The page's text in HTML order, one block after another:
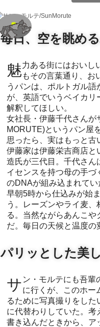
毎日、空を眺め
魅力ある街にはおいしいパン屋が必ずあるという。尾道に もその言葉通り、お
うパンは、ポルトガル
が、英語でいうベイカリ
解釈してほしい。
女社長・伊藤千代さんが
MORUTE)というパン屋
思ったら、実はもっと古
伊藤家は伊藤栄吉商店と
造氏が三代目。千代さん
イセンスを持つ母の手づ
のDNAが組み込まれてい
早朝5時から仕込みが始
う。レーズンやライ麦
る。当然ながらあんこや
だ。毎日の天候と温度の
パリッとした美
サン・モルテにも吾輩の飼い主はちょくちょくパンを買いに行くが、このホー
るために写真撮りをし
に代替わりしていた。考
書き込んだときから、ア